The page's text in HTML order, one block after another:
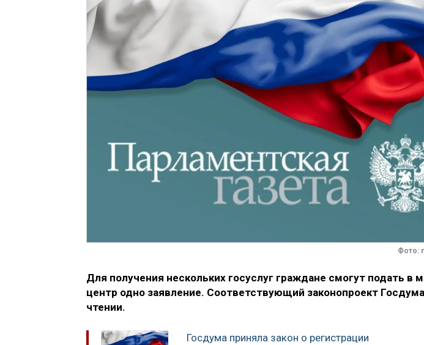
Фото:
Для получения нескольких госуслуг граждане смогут подать в
центр одно заявление. Соответствующий законопроект
чтении.
Госдума приняла закон о регистрации